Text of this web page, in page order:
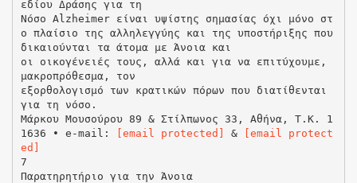
εδίου Δράσης για τη
Νόσο Alzheimer είναι υψίστης σημασίας όχι μόνο στ
ο πλαίσιο της αλληλεγγύης και της υποστήριξης που
δικαιούνται τα άτομα με Άνοια και
οι οικογένειές τους, αλλά και για να επιτύχουμε,
μακροπρόθεσμα, τον
εξορθολογισμό των κρατικών πόρων που διατίθενται
για τη νόσο.
Μάρκου Μουσούρου 89 & Στίλπωνος 33, Αθήνα, Τ.Κ. 1
1636 • e-mail:
[email protected] &
[email protect
ed]
7
Παρατηρητήριο για την Άνοια